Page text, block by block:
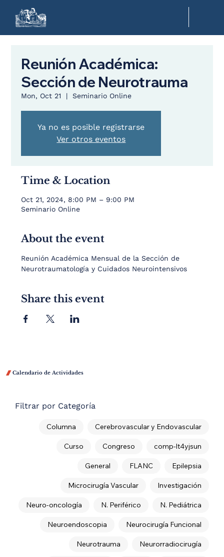
Filtrar por Categoría
Cerebrovascular y Endovascular
Columna
comp-lt4yjsun
Congreso
Curso
Epilepsia
FLANC
General
Investigación
Microcirugía Vascular
N. Pediátrica
N. Periférico
Neuro-oncología
Neurocirugía Funcional
Neuroendoscopia
Neurorradiocirugía
Neurotrauma
 Calendario de Actividades
Reunión Académica:
Sección de Neurotrauma
Mon, Oct 21
  |
Seminario Online
Ya no es posible registrarse
Ver otros eventos
Time & Location
Oct 21, 2024, 8:00 PM – 9:00 PM
Seminario Online
About the event
Reunión Académica Mensual de la Sección de
Neurotraumatología y Cuidados Neurointensivos
Share this event